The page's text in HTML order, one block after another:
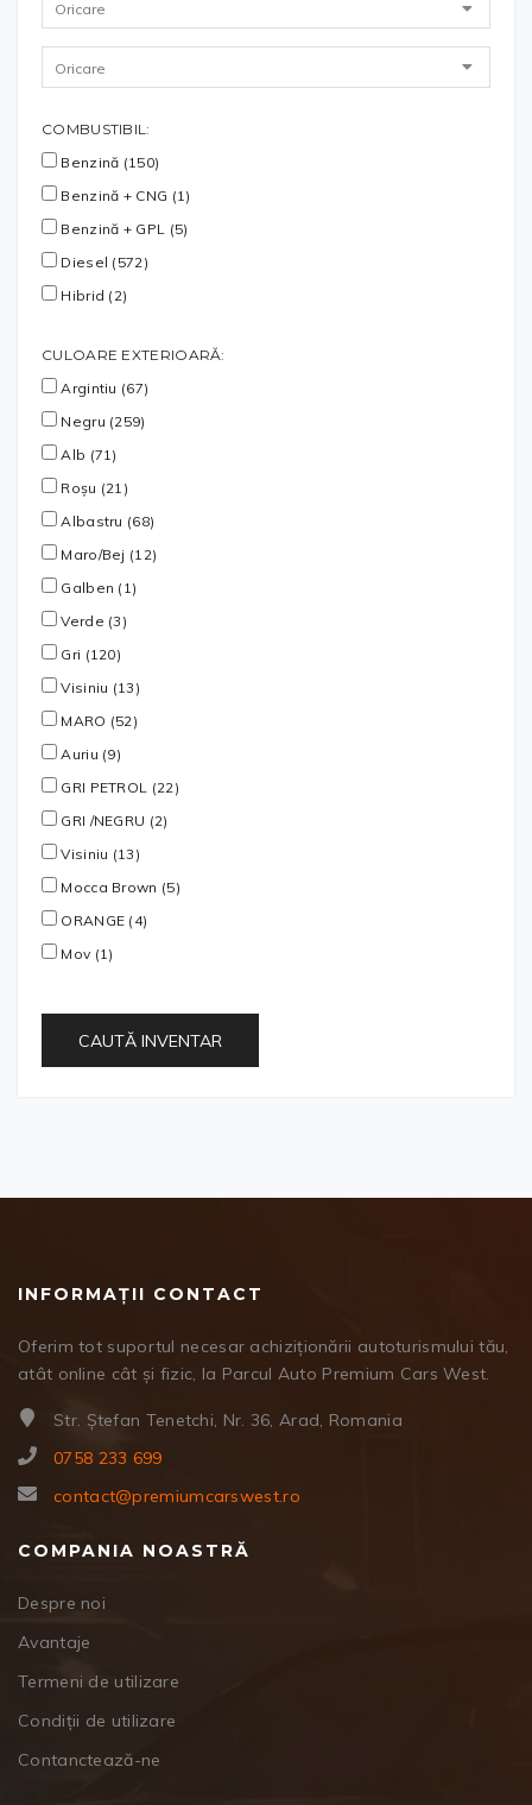
COMBUSTIBIL:
Benzină (150)
Benzină + CNG (1)
Benzină + GPL (5)
Diesel (572)
Hibrid (2)
CULOARE EXTERIOARĂ:
Argintiu (67)
Negru (259)
Alb (71)
Roșu (21)
Albastru (68)
Maro/Bej (12)
Galben (1)
Verde (3)
Gri (120)
Visiniu (13)
MARO (52)
Auriu (9)
GRI PETROL (22)
GRI /NEGRU (2)
Visiniu (13)
Mocca Brown (5)
ORANGE (4)
Mov (1)
CAUTĂ INVENTAR
INFORMAȚII CONTACT
Oferim tot suportul necesar achiziționării autoturismului tău,
atât online cât și fizic, la Parcul Auto Premium Cars West.
Str. Ștefan Tenetchi, Nr. 36, Arad, Romania
0758 233 699
contact@premiumcarswest.ro
COMPANIA NOASTRĂ
Despre noi
Avantaje
Termeni de utilizare
Condiții de utilizare
Contanctează-ne